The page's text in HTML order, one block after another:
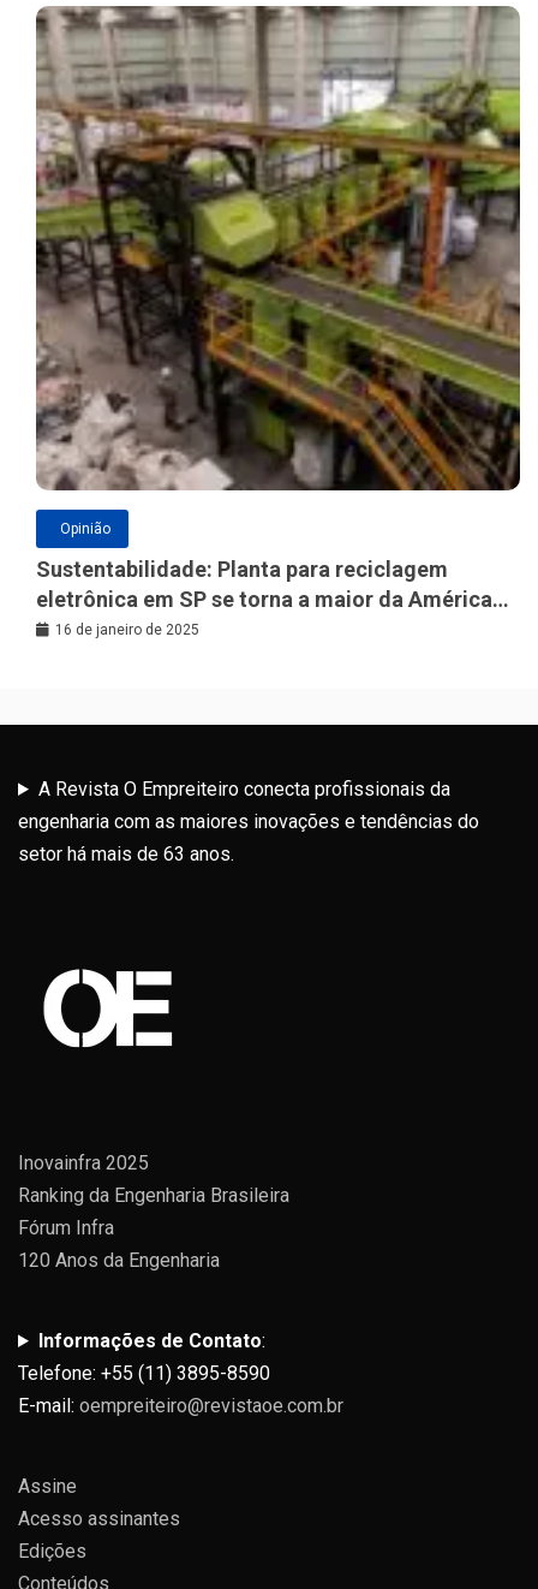
Opinião
Sustentabilidade: Planta para reciclagem
eletrônica em SP se torna a maior da América
Latina
16 de janeiro de 2025
A Revista O Empreiteiro conecta profissionais da
engenharia com as maiores inovações e tendências do
setor há mais de 63 anos.
Inovainfra 2025
Ranking da Engenharia Brasileira
Fórum Infra
120 Anos da Engenharia
Informações de Contato:
Telefone: +55 (11) 3895-8590
E-mail: oempreiteiro@revistaoe.com.br
Assine
Acesso assinantes
Edições
Conteúdos